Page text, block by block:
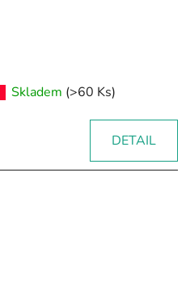
Skladem (>60 Ks)
DETAIL